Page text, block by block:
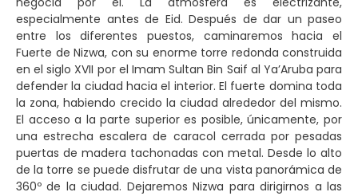
especialmente antes de Eid. Después de dar un paseo
entre los diferentes puestos, caminaremos hacia el
Fuerte de Nizwa, con su enorme torre redonda construida
en el siglo XVII por el Imam Sultan Bin Saif al Ya’Aruba para
defender la ciudad hacia el interior. El fuerte domina toda
la zona, habiendo crecido la ciudad alrededor del mismo.
El acceso a la parte superior es posible, únicamente, por
una estrecha escalera de caracol cerrada por pesadas
puertas de madera tachonadas con metal. Desde lo alto
de la torre se puede disfrutar de una vista panorámica de
360º de la ciudad. Dejaremos Nizwa para dirigirnos a las